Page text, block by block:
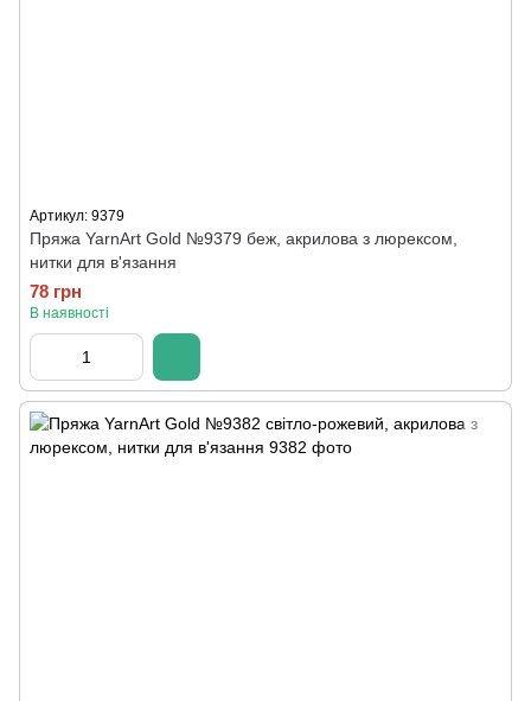
Артикул: 9379
Пряжа YarnArt Gold №9379 беж, акрилова з люрексом,
нитки для в'язання
78 грн
В наявності